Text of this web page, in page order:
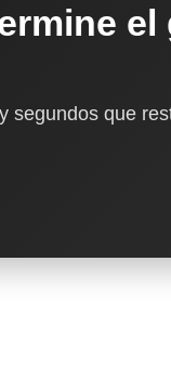
segundos que